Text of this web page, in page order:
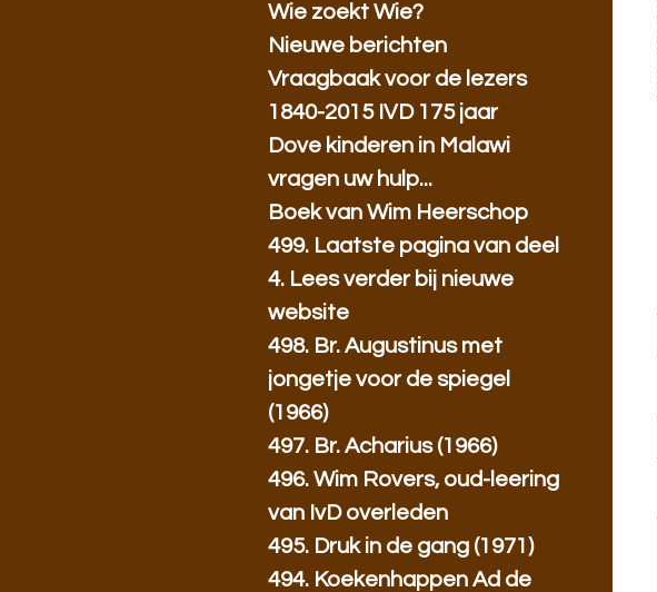
Wie zoekt Wie?
Nieuwe berichten
Vraagbaak voor de lezers
1840-2015 IVD 175 jaar
Dove kinderen in Malawi
vragen uw hulp...
Boek van Wim Heerschop
499. Laatste pagina van deel
4. Lees verder bij nieuwe
website
498. Br. Augustinus met
jongetje voor de spiegel
(1966)
497. Br. Acharius (1966)
496. Wim Rovers, oud-leering
van IvD overleden
495. Druk in de gang (1971)
494. Koekenhappen Ad de